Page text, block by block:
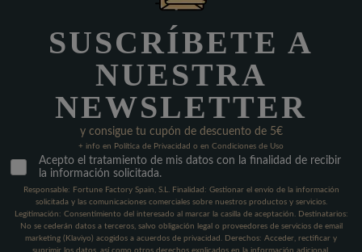
SUSCRÍBETE A
NUESTRA
NEWSLETTER
y consigue tu cupón de descuento de 5€
+ info en Política de Privacidad o en Condiciones de Uso
Acepto el tratamiento de mis datos con la finalidad de recibir
la información solicitada.
Responsable: Fortune Factory Spain, S.L. Finalidad: Gestionar el envío de la información
solicitada y las comunicaciones comerciales sobre nuestros productos y servicios.
Legitimación: Consentimiento del interesado al marcar la casilla de aceptación. Destinatarios:
No se cederán datos a terceros, salvo obligación legal o proveedores de servicios de email
marketing (Klaviyo) acogidos a acuerdos de privacidad. Derechos: Acceder, rectificar y
suprimir los datos, así como otros derechos explicados en la información adicional.